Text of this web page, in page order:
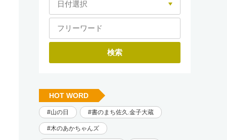
HOT WORD
山の日 書のまち佐久.金子大蔵
木のあかちゃんズ